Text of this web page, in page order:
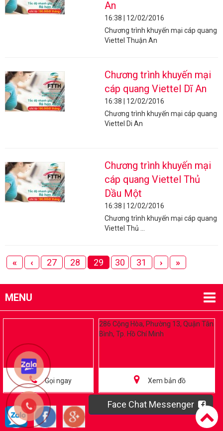
An
16:38 | 12/02/2016
Chương trình khuyến mại cáp quang
Viettel Thuận An
Chương trình khuyến mại
cáp quang Viettel Dĩ An
16:38 | 12/02/2016
Chương trình khuyến mại cáp quang
Viettel Di An
Chương trình khuyến mại
cáp quang Viettel Thủ
Dầu Một
16:38 | 12/02/2016
Chương trình khuyến mại cáp quang
Viettel Thủ ...
« ‹ 27 28 29 30 31 › »
MENU
Gọi ngay
286 Cộng Hòa, Phường 13, Quận Tân
Bình, Tp. Hồ Chí Minh
Xem bản đồ
Face Chat Messenger